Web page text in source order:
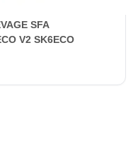
SFA
V2 SK6ECO